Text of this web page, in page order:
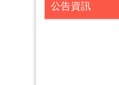
公告資訊